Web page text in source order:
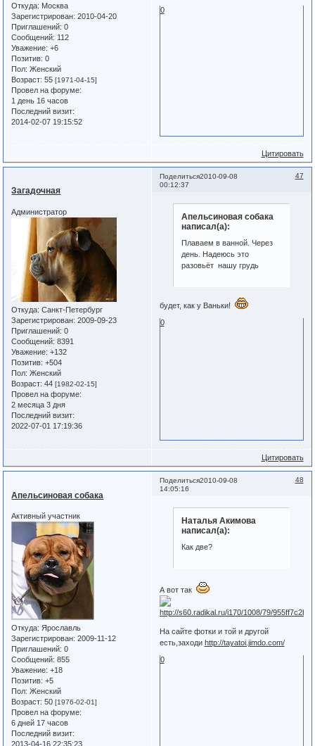
Откуда: Москва
Зарегистрирован: 2010-04-20
Приглашений: 0
Сообщений: 112
Уважение: +6
Позитив: 0
Пол: Женский
Возраст: 55[1971-04-15]
Провел на форуме:
1 день 16 часов
Последний визит:
2014-02-07 19:15:52
0
Цитировать
Поделиться 47
2010-09-08
00:12:37
Загадочная
Администратор
Откуда: Санкт-Петербург
Зарегистрирован: 2009-09-23
Приглашений: 0
Сообщений: 8391
Уважение: +132
Позитив: +504
Пол: Женский
Возраст: 44[1982-02-15]
Провел на форуме:
2 месяца 3 дня
Последний визит:
2022-07-01 17:19:36
Апельсиновая собака
написал(а):
Плаваем в ванной. Через
день. Надеюсь это
разовьёт нашу грудь
будет, как у Ваньки!
0
Цитировать
Поделиться 48
2010-09-08
14:05:16
Апельсиновая собака
Активный участник
Откуда: Ярославль
Зарегистрирован: 2009-11-12
Приглашений: 0
Сообщений: 855
Уважение: +18
Позитив: +5
Пол: Женский
Возраст: 50[1976-02-01]
Провел на форуме:
6 дней 17 часов
Последний визит:
2013-04-16 22:35:23
Наталья Акимова
написал(а):
Как две?
А вот так
На сайте фотки и той и другой
есть,заходи http://tayatoi.jimdo.com/
0